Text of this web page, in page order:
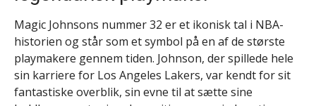
Magic Johnsons nummer 32 er et ikonisk tal i NBA-
historien og står som et symbol på en af de største
playmakere gennem tiden. Johnson, der spillede hele
sin karriere for Los Angeles Lakers, var kendt for sit
fantastiske overblik, sin evne til at sætte sine